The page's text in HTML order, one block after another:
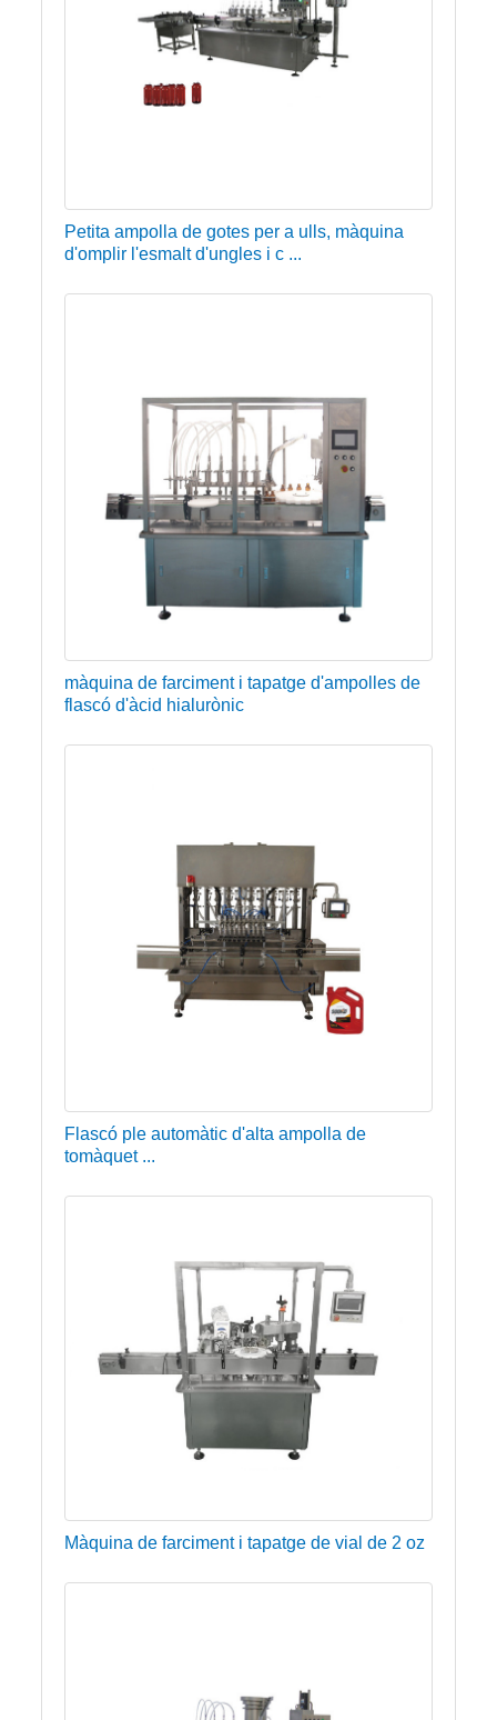
Petita ampolla de gotes per a ulls, màquina
d'omplir l'esmalt d'ungles i c ...
màquina de farciment i tapatge d'ampolles de
flascó d'àcid hialurònic
Flascó ple automàtic d'alta ampolla de
tomàquet ...
Màquina de farciment i tapatge de vial de 2 oz